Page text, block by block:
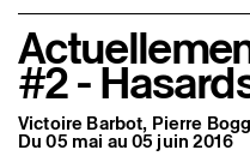
#2 -
Victoire Barbot, Pierre
Du 05 mai au 05 juin 2016